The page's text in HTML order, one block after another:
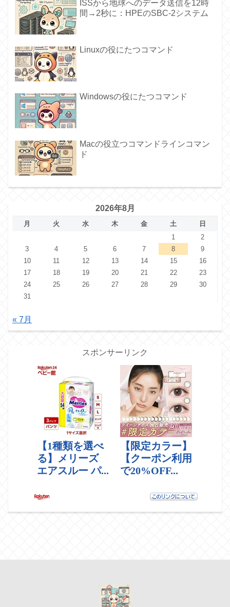
ISSから地球へのデータ送信を12時
間→2秒に：HPEのSBC-2システム
Linuxの役にたつコマンド
Windowsの役にたつコマンド
Macの役立つコマンドラインコマン
ド
2026年8月
月 火 水 木 金 土
日
1
2
3
4 5 6 7 8
9
10
11 12 13 14 15
16
17
18 19 20 21 22
23
24
25 26 27 28 29
30
31
« 7月
スポンサーリンク